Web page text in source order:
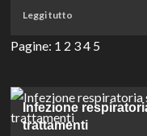
sapere
Leggi tuttoLeggi
più
al
riallineamento
Pagine: 1 2 34 5
Infezione
trattamenti